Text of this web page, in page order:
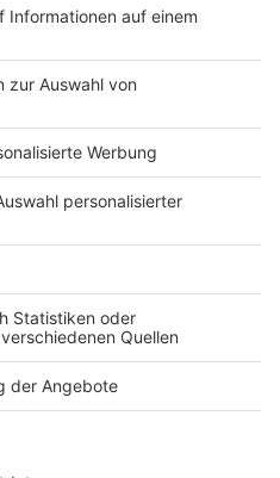
Unternehmen sollten
rät
Beraterin Dr. Dina
Dr. Barbian, welche
wie wichtig
und Lieferketten
Unternehmen sollten
rät
Beraterin Dr. Dina
sit amet, […]